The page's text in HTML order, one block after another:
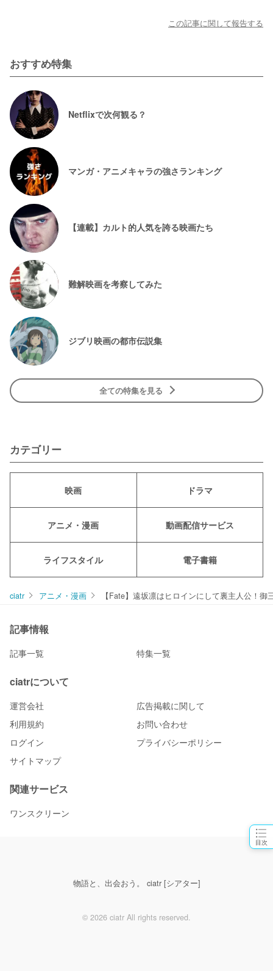
目次
この記事に関して報告する
おすすめ特集
Netflixで次何観る？
マンガ・アニメキャラの強さランキング
【連載】カルト的人気を誇る映画たち
難解映画を考察してみた
ジブリ映画の都市伝説集
全ての特集を見る
カテゴリー
映画 ドラマ
アニメ・漫画 動画配信サービス
ライフスタイル 電子書籍
ciatr アニメ・漫画 【Fate】遠坂凛はヒロインにして裏主人公！
記事情報
記事一覧 特集一覧
ciatrについて
運営会社
広告掲載に関して
利用規約
お問い合わせ
ログイン
プライバシーポリシー
サイトマップ
関連サービス
ワンスクリーン
物語と、出会おう。 ciatr [シアター]
© 2026 ciatr All rights reserved.